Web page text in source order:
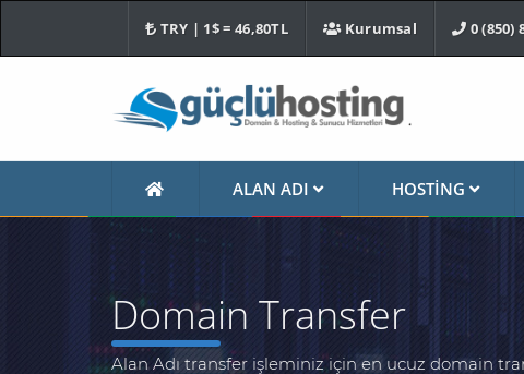
TRY | 1$ = 46,80TL Kurumsal 0 (850)
ALAN ADI HOSTING
Domain Transfer
Alan Adı transfer işleminiz için en ucuz domain